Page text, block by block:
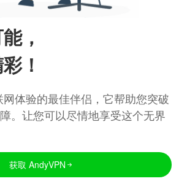
，
！
体验的最佳伴侣，它帮助您突破
。让您可以尽情地享受这个无界
获取 AndyVPN